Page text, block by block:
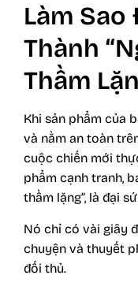
Làm Sao
Thành
Thầm
Khi sản phẩm của
và nằm an toàn
cuộc chiến mới
phẩm cạnh tranh,
thầm lặng”, là đại
Nó chỉ có vài giây
chuyện và thuyết
đối thủ.